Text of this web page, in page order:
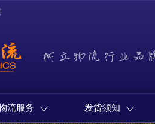
流服务 发货须知